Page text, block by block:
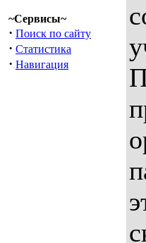
~Сервисы~
· Поиск по сайту
· Статистика
· Навигация